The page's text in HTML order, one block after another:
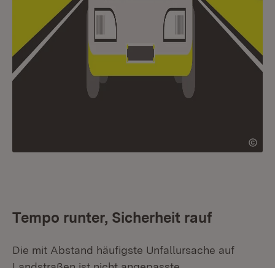
Tempo runter, Sicherheit rauf
Die mit Abstand häufigste Unfallursache auf